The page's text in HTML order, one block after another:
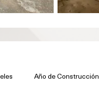
Año de Construcción